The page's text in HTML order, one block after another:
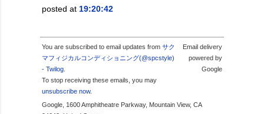
posted at 19:20:42
You are subscribed to email updates from サク
マフィジカルコンディショニング(@spcstyle)
- Twilog
To stop receiving these emails, you may
unsubscribe now.
Email delivery
powered by
Google
Google, 1600 Amphitheatre Parkway, Mountain View, CA